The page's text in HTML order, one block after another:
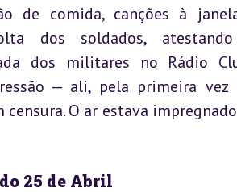
de comida, canções à
dos soldados,
dos militares no Rádio
— ali, pela primeira vez
O ar estava
25 de Abril